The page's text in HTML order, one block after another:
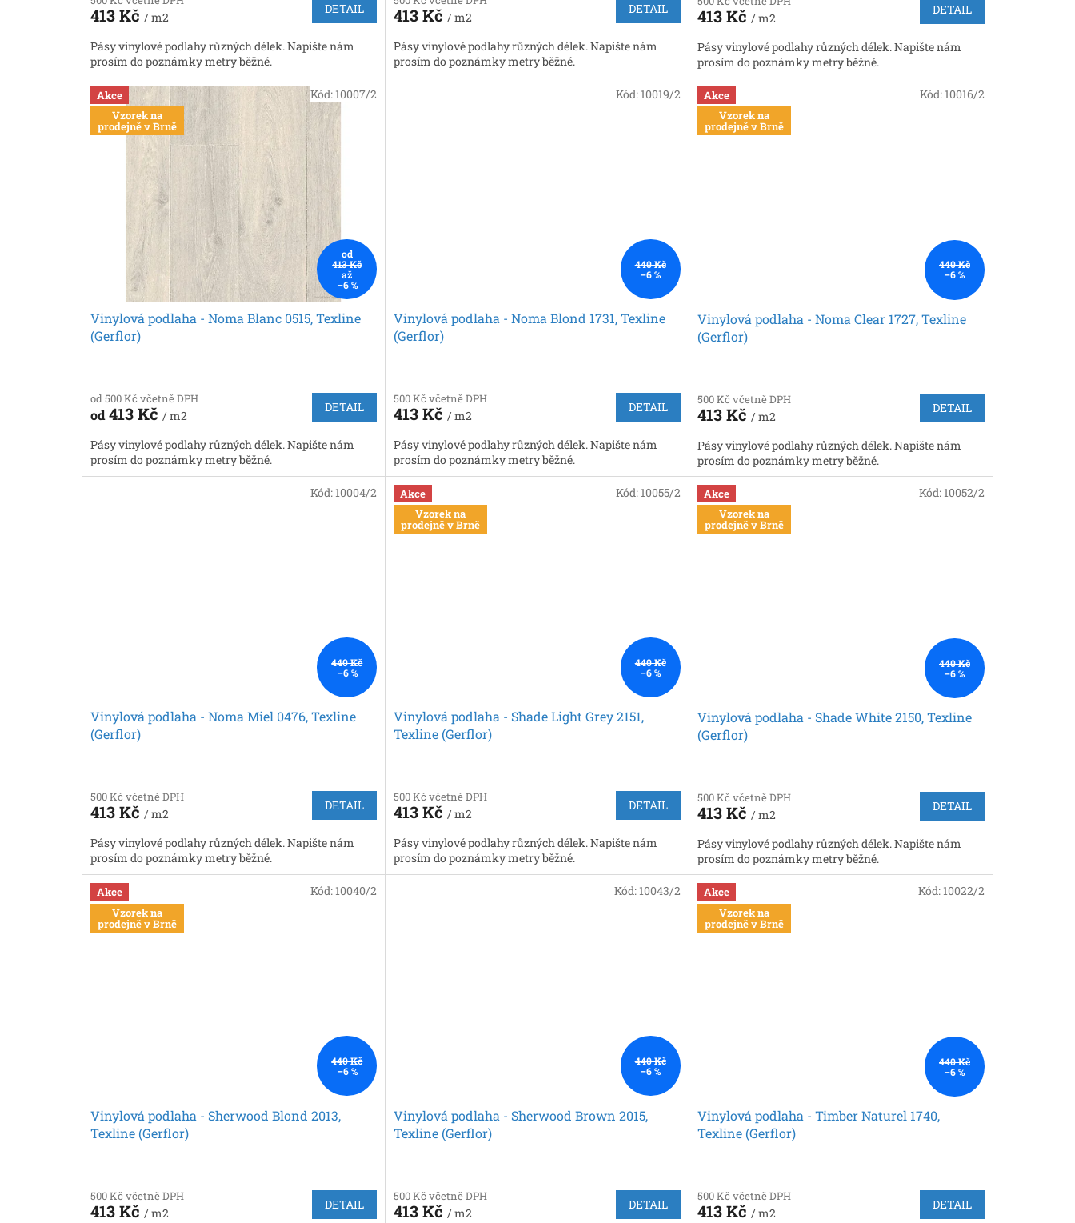
413 Kč / m2
DETAIL
Pásy vinylové podlahy různých délek. Napište nám
prosím do poznámky metry běžné.
413 Kč / m2
DETAIL
Pásy vinylové podlahy různých délek. Napište nám
prosím do poznámky metry běžné.
413 Kč / m2
DETAIL
Pásy vinylové podlahy různých délek. Napište nám
prosím do poznámky metry běžné.
Akce
Vzorek na
prodejně v Brně
od
413 Kč
až
–6 %
Vinylová podlaha - Noma Blanc 0515, Texline
(Gerflor)
od 500 Kč včetně DPH
od413 Kč / m2
DETAIL
Pásy vinylové podlahy různých délek. Napište nám
prosím do poznámky metry běžné.
Kód: 10007/2
440 Kč
–6 %
Vinylová podlaha - Noma Blond 1731, Texline
(Gerflor)
500 Kč včetně DPH
413 Kč/ m2
DETAIL
Pásy vinylové podlahy různých délek. Napište nám
prosím do poznámky metry běžné.
Kód: 10019/2
Akce
Vzorek na
prodejně v Brně
440 Kč
–6 %
Vinylová podlaha - Noma Clear 1727, Texline
(Gerflor)
500 Kč včetně DPH
413 Kč / m2
DETAIL
Pásy vinylové podlahy různých délek. Napište nám
prosím do poznámky metry běžné.
Kód: 10016/2
440 Kč
–6 %
Vinylová podlaha - Noma Miel 0476, Texline
(Gerflor)
500 Kč včetně DPH
413 Kč / m2
DETAIL
Pásy vinylové podlahy různých délek. Napište nám
prosím do poznámky metry běžné.
Kód: 10004/2
Akce
Vzorek na
prodejně v Brně
440 Kč
–6 %
Vinylová podlaha - Shade Light Grey 2151,
Texline (Gerflor)
500 Kč včetně DPH
413 Kč/ m2
DETAIL
Pásy vinylové podlahy různých délek. Napište nám
prosím do poznámky metry běžné.
Kód: 10055/2
Akce
Vzorek na
prodejně v Brně
440 Kč
–6 %
Vinylová podlaha - Shade White 2150, Texline
(Gerflor)
500 Kč včetně DPH
413 Kč / m2
DETAIL
Pásy vinylové podlahy různých délek. Napište nám
prosím do poznámky metry běžné.
Kód: 10052/2
Akce
Vzorek na
prodejně v Brně
440 Kč
–6 %
Vinylová podlaha - Sherwood Blond 2013,
Texline (Gerflor)
500 Kč včetně DPH
413 Kč / m2
DETAIL
Kód: 10040/2
440 Kč
–6 %
Vinylová podlaha - Sherwood Brown 2015,
Texline (Gerflor)
500 Kč včetně DPH
413 Kč / m2
DETAIL
Kód: 10043/2
Akce
Vzorek na
prodejně v Brně
440 Kč
–6 %
Vinylová podlaha - Timber Naturel 1740,
Texline (Gerflor)
500 Kč včetně DPH
413 Kč / m2
DETAIL
Kód: 10022/2